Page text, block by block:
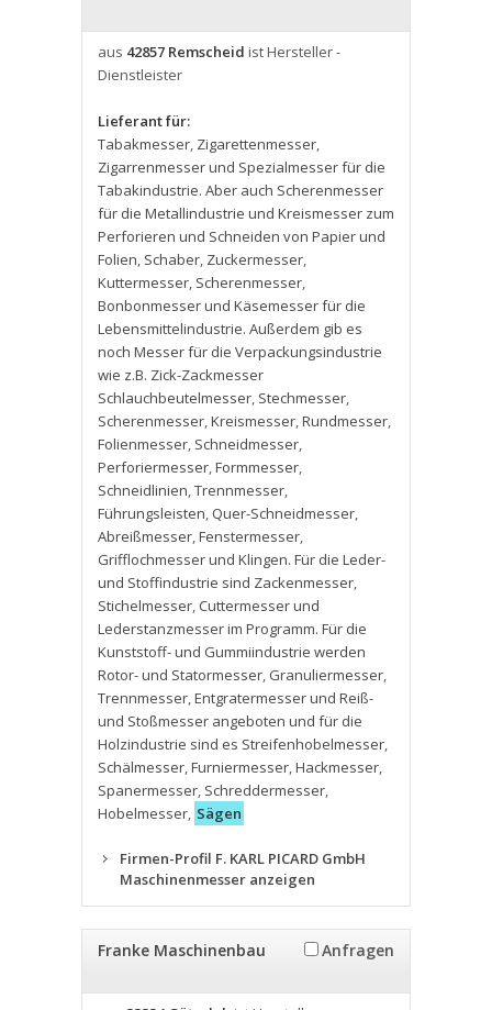
aus 42857 Remscheid ist Hersteller -
Dienstleister
Lieferant für:
Tabakmesser, Zigarettenmesser,
Zigarrenmesser und Spezialmesser für die
Tabakindustrie. Aber auch Scherenmesser
für die Metallindustrie und Kreismesser zum
Perforieren und Schneiden von Papier und
Folien, Schaber, Zuckermesser,
Kuttermesser, Scherenmesser,
Bonbonmesser und Käsemesser für die
Lebensmittelindustrie. Außerdem gib es
noch Messer für die Verpackungsindustrie
wie z.B. Zick-Zackmesser
Schlauchbeutelmesser, Stechmesser,
Scherenmesser,Kreismesser,Rundmesser,
Folienmesser, Schneidmesser,
Perforiermesser,Formmesser,
Schneidlinien,Trennmesser,
Führungsleisten, Quer-Schneidmesser,
Abreißmesser,Fenstermesser,
Grifflochmesser und Klingen. Für die Leder-
und Stoffindustrie sind Zackenmesser,
Stichelmesser, Cuttermesser und
Lederstanzmesser im Programm. Für die
Kunststoff- und Gummiindustrie werden
Rotor- und Statormesser, Granuliermesser,
Trennmesser,Entgratermesser und Reiß-
und Stoßmesser angeboten und für die
Holzindustrie sind es Streifenhobelmesser,
Schälmesser,Furniermesser,Hackmesser,
Spanermesser, Schreddermesser,
Hobelmesser, Sägen
Firmen-Profil F. KARL PICARD GmbH
Maschinenmesser anzeigen
Franke Maschinenbau Anfragen